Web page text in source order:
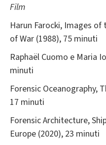
Film
Harun Farocki, Images
of War (1988), 75 minuti
Raphaël Cuomo e Maria
minuti
Forensic Oceanography,
17 minuti
Forensic Architecture,
Europe (2020), 23 minuti